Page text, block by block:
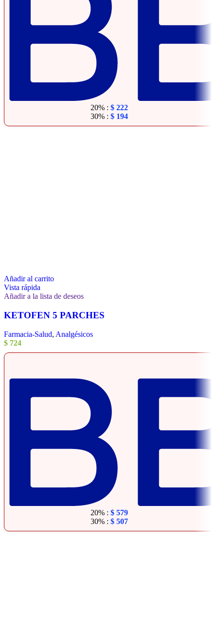
20% : $222
30% : $194
Añadir al carrito
Vista rápida
Añadir a la lista de deseos
KETOFEN 5 PARCHES
Farmacia-Salud, Analgésicos
$ 724
20% : $579
30% : $507